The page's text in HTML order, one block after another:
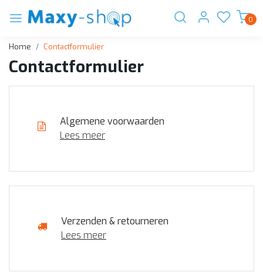
0
Home Contactformulier
Contactformulier
Algemene voorwaarden
Lees meer
Verzenden & retourneren
Lees meer